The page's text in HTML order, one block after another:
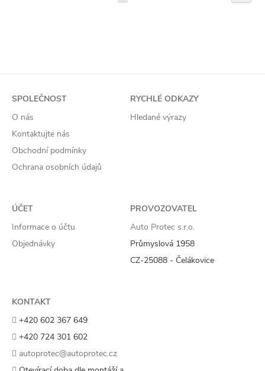
SPOLEČNOST
O nás
Kontaktujte nás
Obchodní podmínky
Ochrana osobních údajů
RYCHLÉ ODKAZY
Hledané výrazy
ÚČET
Informace o účtu
Objednávky
PROVOZOVATEL
Auto Protec s.r.o.
Průmyslová 1958
CZ-25088 - Čelákovice
KONTAKT
+420 602 367 649
+420 724 301 602
autoprotec@autoprotec.cz